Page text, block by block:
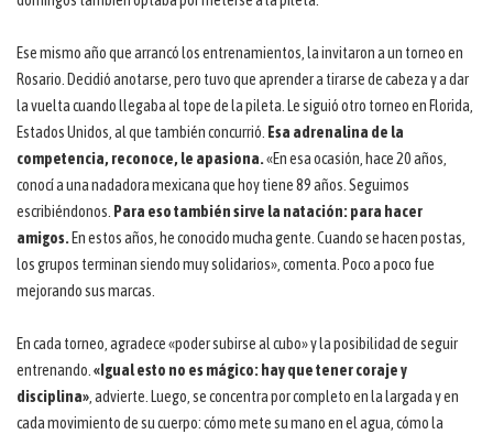
Ese mismo año que arrancó los entrenamientos, la invitaron a un torneo en
Rosario. Decidió anotarse, pero tuvo que aprender a tirarse de cabeza y a dar
la vuelta cuando llegaba al tope de la pileta. Le siguió otro torneo en Florida,
Estados Unidos, al que también concurrió. Esa adrenalina de la
competencia, reconoce, le apasiona.«En esa ocasión, hace 20 años,
conocí a una nadadora mexicana que hoy tiene 89 años. Seguimos
escribiéndonos. Para eso también sirve la natación: para hacer
amigos. En estos años, he conocido mucha gente. Cuando se hacen postas,
los grupos terminan siendo muy solidarios», comenta. Poco a poco fue
mejorando sus marcas.
En cada torneo, agradece «poder subirse al cubo» y la posibilidad de seguir
entrenando.«Igual esto no es mágico: hay que tener coraje y
disciplina», advierte. Luego, se concentra por completo en la largada y en
cada movimiento de su cuerpo: cómo mete su mano en el agua, cómo la